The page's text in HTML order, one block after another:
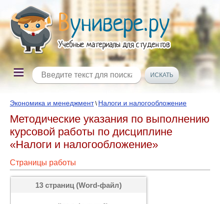
Экономика и менеджмент\ Налоги и налогообложение
Методические указания по выполнению
курсовой работы по дисциплине
«Налоги и налогообложение»
Страницы работы
13 страниц (Word-файл)